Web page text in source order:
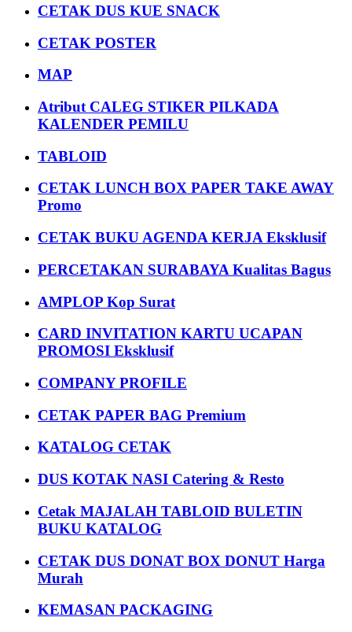
CETAK DUS KUE SNACK
CETAK POSTER
MAP
Atribut CALEG STIKER PILKADA
KALENDER PEMILU
TABLOID
CETAK LUNCH BOX PAPER TAKE AWAY
Promo
CETAK BUKU AGENDA KERJA Eksklusif
PERCETAKAN SURABAYA Kualitas Bagus
AMPLOP Kop Surat
CARD INVITATION KARTU UCAPAN
PROMOSI Eksklusif
COMPANY PROFILE
CETAK PAPER BAG Premium
KATALOG CETAK
DUS KOTAK NASI Catering & Resto
Cetak MAJALAH TABLOID BULETIN
BUKU KATALOG
CETAK DUS DONAT BOX DONUT Harga
Murah
KEMASAN PACKAGING